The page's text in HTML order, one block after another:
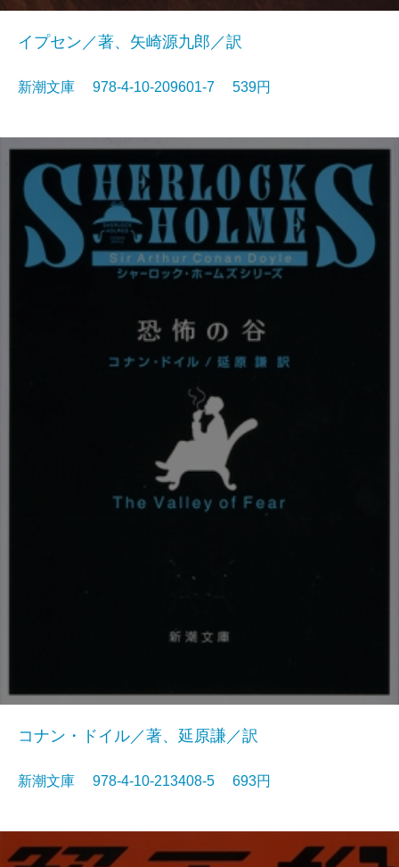
イプセン／著、矢崎源九郎／訳
新潮文庫 978-4-10-209601-7 539円
コナン・ドイル／著、延原謙／訳
新潮文庫 978-4-10-213408-5 693円